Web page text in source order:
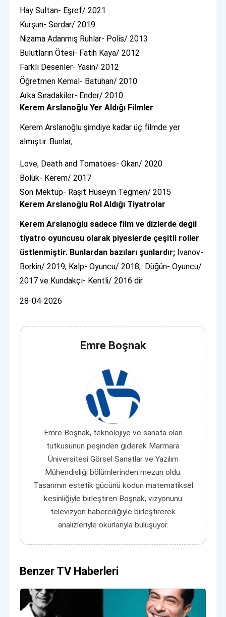
Hay Sultan- Eşref/ 2021
Kurşun- Serdar/ 2019
Nizama Adanmış Ruhlar- Polis/ 2013
Bulutların Ötesi- Fatih Kaya/ 2012
Farklı Desenler- Yasin/ 2012
Öğretmen Kemal- Batuhan/ 2010
Arka Sıradakiler- Ender/ 2010
Kerem Arslanoğlu Yer Aldığı Filmler
Kerem Arslanoğlu şimdiye kadar üç filmde yer
almıştır. Bunlar;
Love, Death and Tomatoes- Okan/ 2020
Bölük- Kerem/ 2017
Son Mektup- Raşit Hüseyin Teğmen/ 2015
Kerem Arslanoğlu Rol Aldığı Tiyatrolar
Kerem Arslanoğlu sadece film ve dizlerde değil
tiyatro oyuncusu olarak piyeslerde çeşitli roller
üstlenmiştir. Bunlardan bazıları şunlardır; Ivanov-
Borkin/ 2019, Kalp- Oyuncu/ 2018, Düğün- Oyuncu/
2017 ve Kundakçı- Kentli/ 2016 dir.
28-04-2026
Emre Boşnak
Emre Boşnak, teknolojiye ve sanata olan
tutkusunun peşinden giderek Marmara
Üniversitesi Görsel Sanatlar ve Yazılım
Mühendisliği bölümlerinden mezun oldu.
Tasarımın estetik gücünü kodun matematiksel
kesinliğiyle birleştiren Boşnak, vizyonunu
televizyon haberciliğiyle birleştirerek
analizleriyle okurlarıyla buluşuyor.
Benzer TV Haberleri